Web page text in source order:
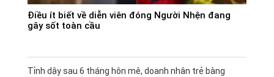
Điều ít biết về diễn viên đóng Người Nhện đang
gây sốt toàn cầu
Tỉnh dậy sau 6 tháng hôn mê, doanh nhân trẻ bàng